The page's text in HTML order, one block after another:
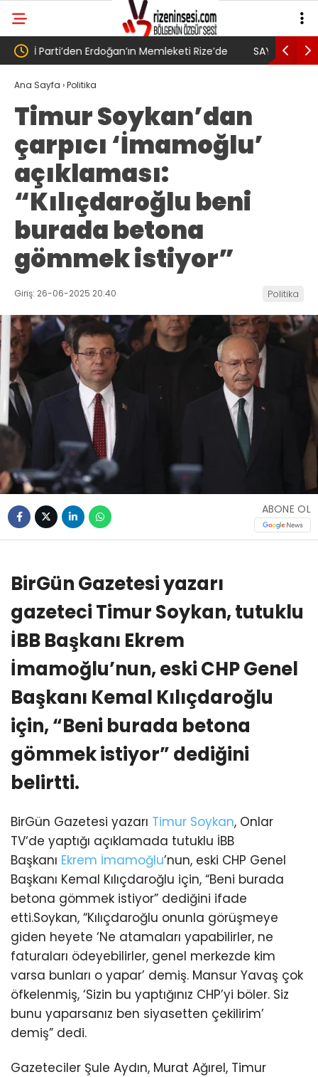
SAYIN BAKAN YA O TARAFI DA BİLİYOR MUSUN? Yeni
Ana Sayfa ›Politika
Timur Soykan’dan
çarpıcı ‘İmamoğlu’
açıklaması:
“Kılıçdaroğlu beni
burada betona
gömmek istiyor”
Giriş: 26-06-2025 20:40 Politika
ABONE OL
BirGün Gazetesi yazarı
gazeteci Timur Soykan, tutuklu
İBB Başkanı Ekrem
İmamoğlu’nun, eski CHP Genel
Başkanı Kemal Kılıçdaroğlu
için, “Beni burada betona
gömmek istiyor” dediğini
belirtti.
BirGün Gazetesi yazarı Timur Soykan, Onlar
TV‘de yaptığı açıklamada tutuklu İBB
Başkanı Ekrem İmamoğlu’nun, eski CHP Genel
Başkanı Kemal Kılıçdaroğlu için, “Beni burada
betona gömmek istiyor” dediğini ifade
etti.Soykan, “Kılıçdaroğlu onunla görüşmeye
giden heyete ‘Ne atamaları yapabilirler, ne
faturaları ödeyebilirler, genel merkezde kim
varsa bunları o yapar’ demiş. Mansur Yavaş çok
öfkelenmiş, ‘Sizin bu yaptığınız CHP’yi böler. Siz
bunu yaparsanız ben siyasetten çekilirim’
demiş” dedi.
Gazeteciler Şule Aydın, Murat Ağırel, Timur